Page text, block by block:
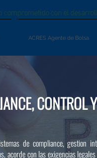
ACRES Agente de Bolsa
con el
CONTROL
de compliance, gestion
acorde con las exigencias